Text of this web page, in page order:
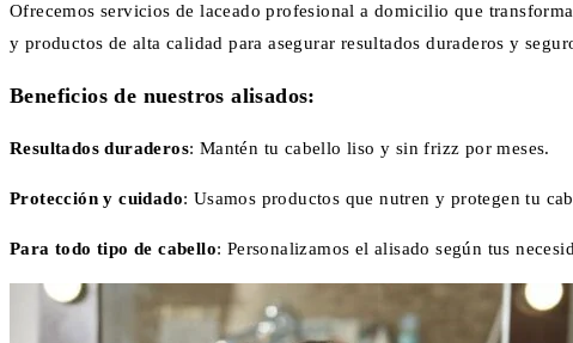
Ofrecemos servicios de laceado profesional a domicilio que
y productos de alta calidad para asegurar resultados duraderos y
Beneficios de nuestros alisados:
Resultados duraderos: Mantén tu cabello liso y sin frizz por meses.
Protección y cuidado: Usamos productos que nutren y protegen tu
Para todo tipo de cabello: Personalizamos el alisado según tus